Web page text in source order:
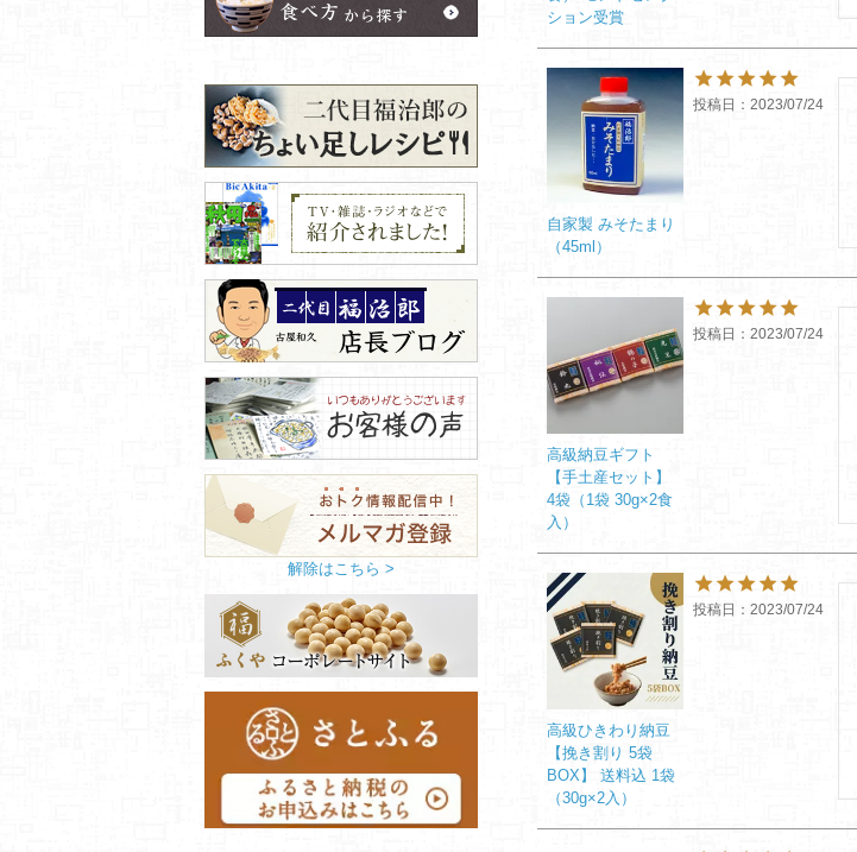
解除はこちら >
ション受賞
自家製 みそたまり
（45ml）
投稿日 2023/07/24
高級納豆ギフト
【手土産セット】
4袋（1袋 30g×2食
入）
投稿日 2023/07/24
高級ひきわり納豆
【挽き割り 5袋
BOX】 送料込 1袋
（30g×2入）
投稿日 2023/07/24